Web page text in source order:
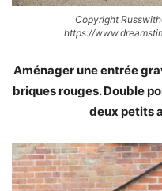
Copyright
https://
Aménager une entrée
briques rouges. Double
deux petits